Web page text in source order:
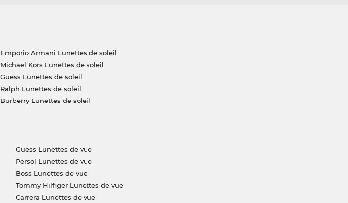
Emporio Armani Lunettes de soleil
Michael Kors Lunettes de soleil
Guess Lunettes de soleil
Ralph Lunettes de soleil
Burberry Lunettes de soleil
Guess Lunettes de vue
Persol Lunettes de vue
Boss Lunettes de vue
Tommy Hilfiger Lunettes de vue
Carrera Lunettes de vue